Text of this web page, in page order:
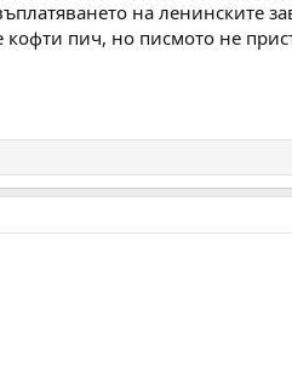
на ленинските
пич, но писмото не